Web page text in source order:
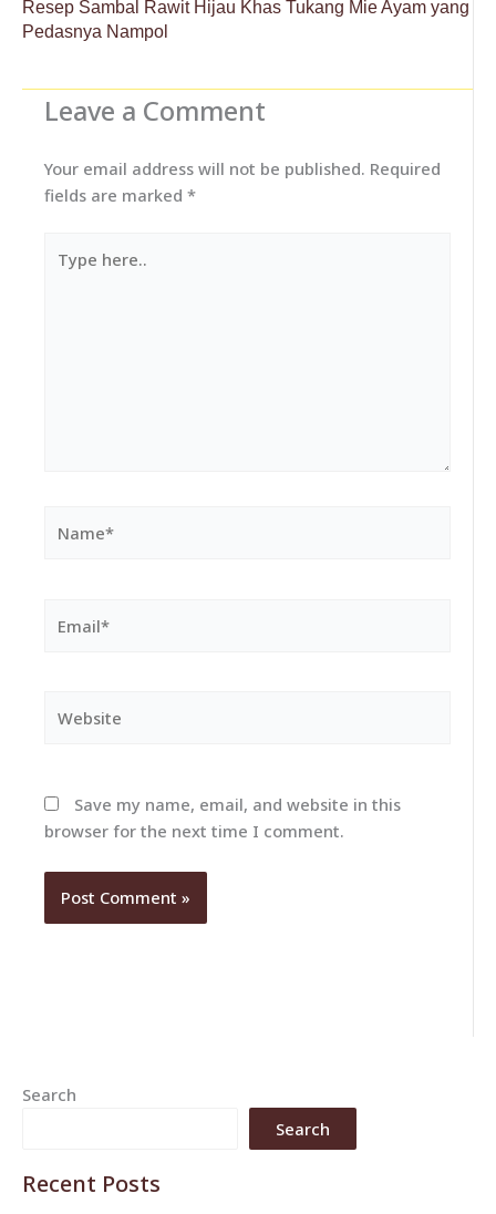
Resep Sambal Rawit Hijau Khas Tukang Mie Ayam yang
Pedasnya Nampol
Leave a Comment
Your email address will not be published. Required
fields are marked *
here..
Save my name, email, and website in this
browser for the next time I comment.
Search
Search
Recent Posts